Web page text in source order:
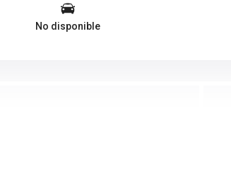
No disponible